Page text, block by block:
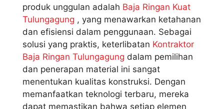
produk unggulan adalah Baja Ringan Kuat
Tulungagung , yang menawarkan ketahanan
dan efisiensi dalam penggunaan. Sebagai
solusi yang praktis, keterlibatan Kontraktor
Baja Ringan Tulungagung dalam pemilihan
dan penerapan material ini sangat
menentukan kualitas konstruksi. Dengan
memanfaatkan teknologi terbaru, mereka
dapat memastikan bahwa setiap elemen